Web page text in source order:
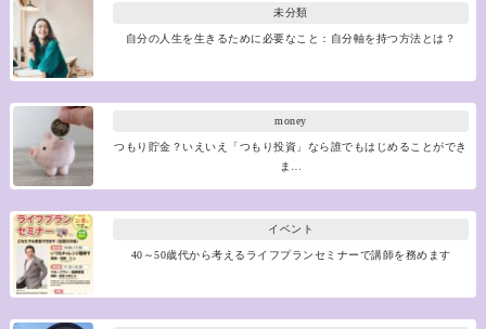
未分類
自分の人生を生きるために必要なこと：自分軸を持つ方法とは？
money
つもり貯金？いえいえ「つもり投資」なら誰でもはじめることができ
ま…
イベント
40～50歳代から考えるライフプランセミナーで講師を務めます